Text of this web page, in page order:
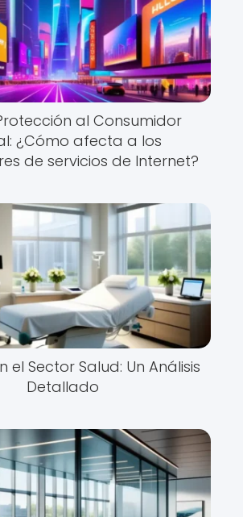
al Consumidor
¿Cómo afecta a los
de servicios de Internet?
el Sector Salud: Un Análisis
Detallado